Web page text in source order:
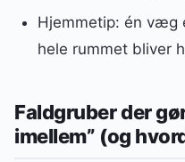
Hjemmetip: én
hele rummet bliver
Faldgruber der
imellem” (og